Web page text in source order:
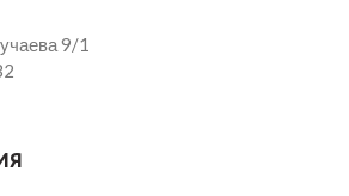
9/1